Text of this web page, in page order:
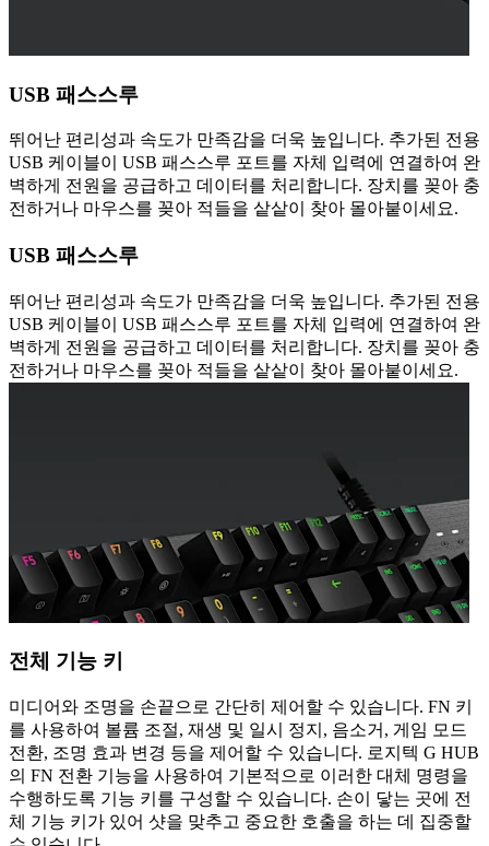
USB 패스스루
뛰어난 편리성과 속도가 만족감을 더욱 높입니다. 추가된 전용
USB 케이블이 USB 패스스루 포트를 자체 입력에 연결하여 완
벽하게 전원을 공급하고 데이터를 처리합니다. 장치를 꽂아 충
전하거나 마우스를 꽂아 적들을 샅샅이 찾아 몰아붙이세요.
USB 패스스루
뛰어난 편리성과 속도가 만족감을 더욱 높입니다. 추가된 전용
USB 케이블이 USB 패스스루 포트를 자체 입력에 연결하여 완
벽하게 전원을 공급하고 데이터를 처리합니다. 장치를 꽂아 충
전하거나 마우스를 꽂아 적들을 샅샅이 찾아 몰아붙이세요.
전체 기능 키
미디어와 조명을 손끝으로 간단히 제어할 수 있습니다. FN 키
를 사용하여 볼륨 조절, 재생 및 일시 정지, 음소거, 게임 모드
전환, 조명 효과 변경 등을 제어할 수 있습니다. 로지텍 G HUB
의 FN 전환 기능을 사용하여 기본적으로 이러한 대체 명령을
수행하도록 기능 키를 구성할 수 있습니다. 손이 닿는 곳에 전
체 기능 키가 있어 샷을 맞추고 중요한 호출을 하는 데 집중할